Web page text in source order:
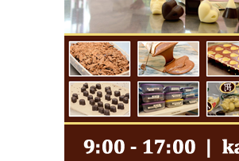
v Mikulášovicích
Kříž před kostelem svatých Petra a Pavla v
Růžové
Centrální kříž na starém hřbitově ve
Vilémově
Vilémově